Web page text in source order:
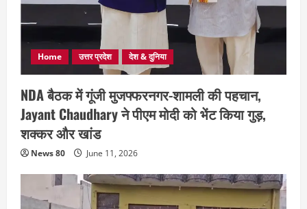
Home उत्तर प्रदेश देश & दुनिया
NDA बैठक में गूंजी मुजफ्फरनगर-शामली की पहचान,
Jayant Chaudhary ने पीएम मोदी को भेंट किया गुड़,
शक्कर और खांड
News 80 June 11, 2026